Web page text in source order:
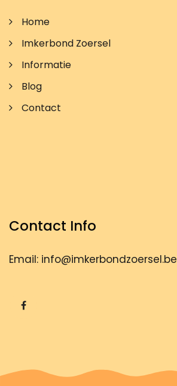
Home
Imkerbond Zoersel
Informatie
Blog
Contact
Contact Info
Email: info@imkerbondzoersel.be